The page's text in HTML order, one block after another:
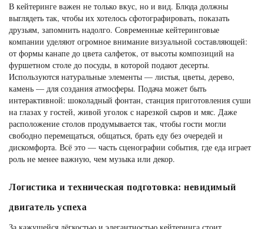
В кейтеринге важен не только вкус, но и вид. Блюда должны
выглядеть так, чтобы их хотелось сфотографировать, показать
друзьям, запомнить надолго. Современные кейтеринговые
компании уделяют огромное внимание визуальной составляющей:
от формы канапе до цвета салфеток, от высоты композиций на
фуршетном столе до посуды, в которой подают десерты.
Используются натуральные элементы — листья, цветы, дерево,
камень — для создания атмосферы. Подача может быть
интерактивной: шоколадный фонтан, станция приготовления суши
на глазах у гостей, живой уголок с нарезкой сыров и мяс. Даже
расположение столов продумывается так, чтобы гости могли
свободно перемещаться, общаться, брать еду без очередей и
дискомфорта. Всё это — часть сценографии события, где еда играет
роль не менее важную, чем музыка или декор.
Логистика и техническая подготовка: невидимый
двигатель успеха